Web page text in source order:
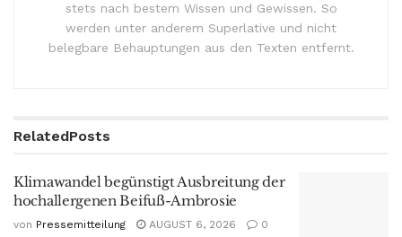
stets nach bestem Wissen und Gewissen. So
werden unter anderem Superlative und nicht
belegbare Behauptungen aus den Texten entfernt.
RelatedPosts
Klimawandel begünstigt Ausbreitung der
hochallergenen Beifuß-Ambrosie
von Pressemitteilung AUGUST 6, 2026
0